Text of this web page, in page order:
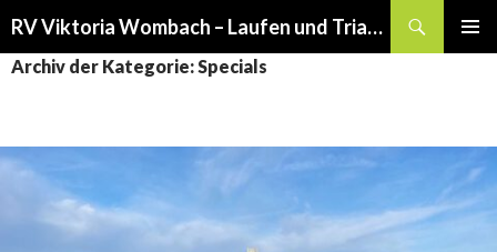
RV Viktoria Wombach – Laufen und Triathlon
ZUM
Archiv der Kategorie: Specials